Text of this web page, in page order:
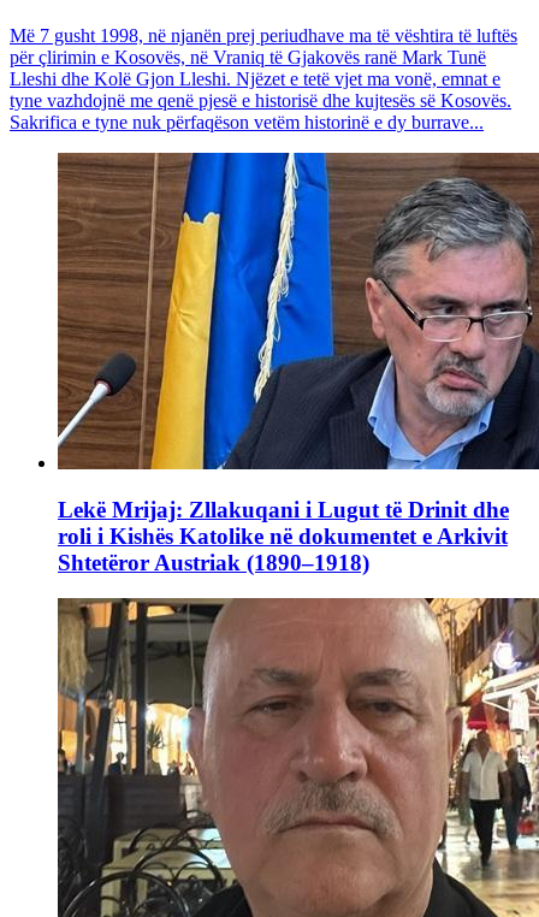
Më 7 gusht 1998, në njanën prej periudhave ma të vështira të luftës
për çlirimin e Kosovës, në Vraniq të Gjakovës ranë Mark Tunë
Lleshi dhe Kolë Gjon Lleshi. Njëzet e tetë vjet ma vonë, emnat e
tyne vazhdojnë me qenë pjesë e historisë dhe kujtesës së Kosovës.
Sakrifica e tyne nuk përfaqëson vetëm historinë e dy burrave...
Lekë Mrijaj: Zllakuqani i Lugut të Drinit dhe
roli i Kishës Katolike në dokumentet e Arkivit
Shtetëror Austriak (1890–1918)